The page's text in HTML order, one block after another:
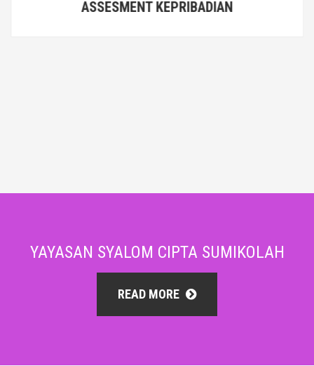
ASSESMENT KEPRIBADIAN
YAYASAN SYALOM CIPTA SUMIKOLAH
READ MORE